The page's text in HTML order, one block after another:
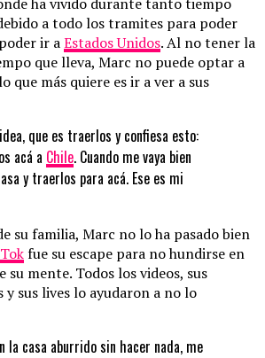
a todo los tramites para poder
ir aEstados Unidos. Al no tener la
que lleva, Marc no puede optar a
que más quiere es ir a ver a sus
que es traerlos y confiesa esto:
acá a Chile. Cuando me vaya bien
y traerlos para acá. Ese es mi
su familia, Marc no lo ha pasado bien
fue su escape para no hundirse en
su mente. Todos los videos, sus
sus lives lo ayudaron a no lo
la casa aburrido sin hacer nada, me